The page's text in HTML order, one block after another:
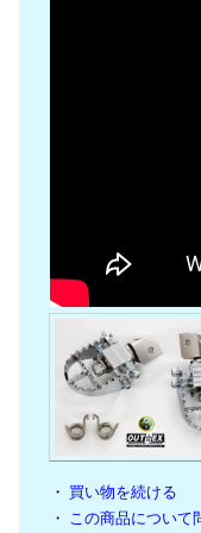
・ 買い物を続ける
・ この商品について